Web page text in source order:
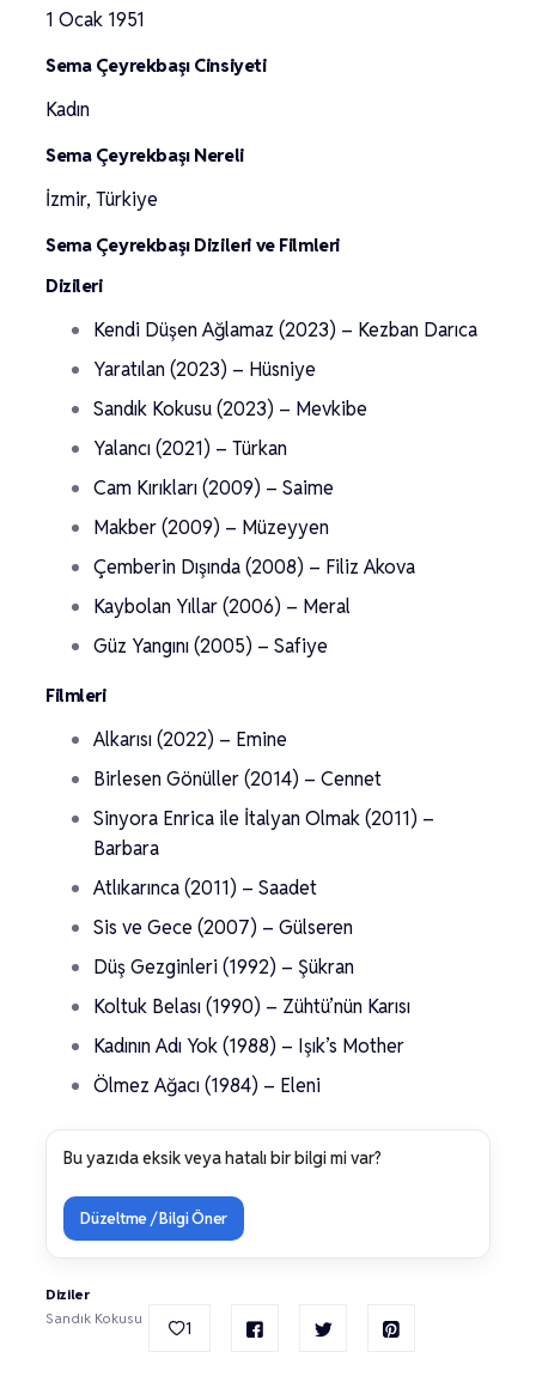
1 Ocak 1951
Sema Çeyrekbaşı Cinsiyeti
Kadın
Sema Çeyrekbaşı Nereli
İzmir, Türkiye
Sema Çeyrekbaşı Dizileri ve Filmleri
Dizileri
Kendi Düşen Ağlamaz (2023) – Kezban Darıca
Yaratılan (2023) – Hüsniye
Sandık Kokusu (2023) – Mevkibe
Yalancı (2021) – Türkan
Cam Kırıkları (2009) – Saime
Makber (2009) – Müzeyyen
Çemberin Dışında (2008) – Filiz Akova
Kaybolan Yıllar (2006) – Meral
Güz Yangını (2005) – Safiye
Filmleri
Alkarısı (2022) – Emine
Birlesen Gönüller (2014) – Cennet
Sinyora Enrica ile İtalyan Olmak (2011) –
Barbara
Atlıkarınca (2011) – Saadet
Sis ve Gece (2007) – Gülseren
Düş Gezginleri (1992) – Şükran
Koltuk Belası (1990) – Zühtü’nün Karısı
Kadının Adı Yok (1988) – Işık’s Mother
Ölmez Ağacı (1984) – Eleni
Bu yazıda eksik veya hatalı bir bilgi mi var?
Düzeltme / Bilgi Öner
Diziler
Sandık Kokusu
1